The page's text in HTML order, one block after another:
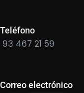
Teléfono
93 467 21 59
Correo electrónico